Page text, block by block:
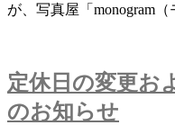
が、写真屋「monogram
定休日の変更お
のお知らせ